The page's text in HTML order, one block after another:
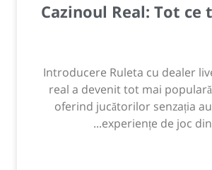
Cazinoul Real: Tot ce
Introducere Ruleta cu dealer
real a devenit tot mai
oferind jucătorilor senzația
experiențe de joc